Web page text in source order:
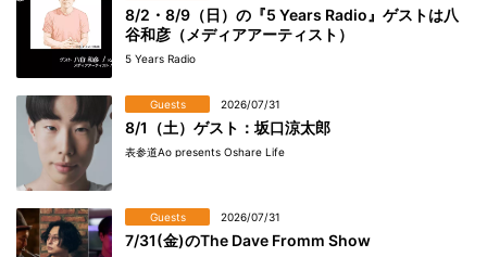
8/2・8/9（日）の『5 Years Radio』ゲストは八
谷和彦（メディアアーティスト）
5 Years Radio
Guests 2026/07/31
8/1（土）ゲスト：坂口涼太郎
表参道Ao presents Oshare Life
Guests 2026/07/31
7/31(金)のThe Dave Fromm Show